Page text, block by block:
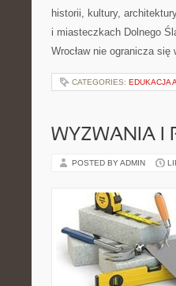
historii, kultury,
i miasteczkach Dolnego
Wrocław nie ogranicza
CATEGORIES: EDUKACJA
WYZWANIA I
POSTED BY ADMIN